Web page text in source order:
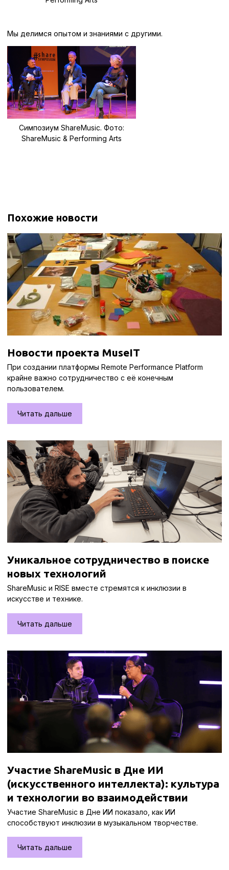
Мы делимся опытом и знаниями с другими.
Симпозиум ShareMusic. Фото:
ShareMusic & Performing Arts
Похожие новости
Новости проекта MuseIT
При создании платформы Remote Performance Platform
крайне важно сотрудничество с её конечным
пользователем.
Читать дальше
Уникальное сотрудничество в поиске
новых технологий
ShareMusic и RISE вместе стремятся к инклюзии в
искусстве и технике.
Читать дальше
Участие ShareMusic в Дне ИИ
(искусственного интеллекта): культура
и технологии во взаимодействии
Участие ShareMusic в Дне ИИ показало, как ИИ
способствуют инклюзии в музыкальном творчестве.
Читать дальше